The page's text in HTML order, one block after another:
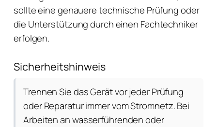
sollte eine genauere technische Prüfung oder
die Unterstützung durch einen Fachtechniker
erfolgen.
Sicherheitshinweis
Trennen Sie das Gerät vor jeder Prüfung
oder Reparatur immer vom Stromnetz. Bei
Arbeiten an wasserführenden oder